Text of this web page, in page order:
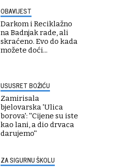
OBAVIJEST
Darkom i Reciklažno
na Badnjak rade, ali
skraćeno. Evo do kada
možete doći...
USUSRET BOŽIĆU
Zamirisala
bjelovarska 'Ulica
borova': ''Cijene su iste
kao lani, a dio drvaca
darujemo''
ZA SIGURNU ŠKOLU